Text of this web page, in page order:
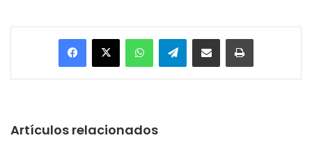
Facebook
X WhatsAppTelegramEnviar vía email Imprimir
Artículos relacionados